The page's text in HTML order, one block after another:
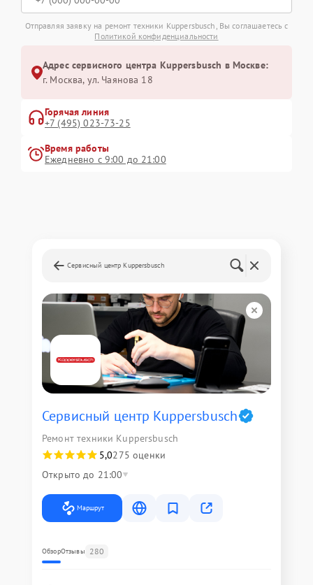
Отправляя заявку на ремонт техники Kuppersbusch, Вы соглашаетесь с
Политикой конфиденциальности
Адрес сервисного центра Kuppersbusch в Москве:
г. Москва, ул. Чаянова 18
Горячая линия
+7 (495) 023-73-25
Время работы
Ежедневно с 9:00 до 21:00
Сервисный центр Kuppersbusch
Сервисный центр Kuppersbusch
Ремонт техники Kuppersbusch
5,0275 оценки
Открыто до 21:00
Маршрут
ОбзорОтзывы 280